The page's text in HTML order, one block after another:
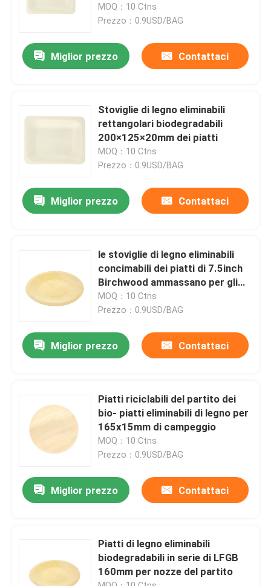
Prodotti
Visita alla fabbrica
Contattaci
Utensili di legno eliminabili
Coltelleria di bambù eliminabile
Coltelleria concimabile
125×95×15mm
MOQ：10 Ctns
Prezzo：0.9USD/BAG
Miglior prezzo Contattaci
Stoviglie di legno eliminabili
rettangolari biodegradabili
200×125×20mm dei piatti
MOQ：10 Ctns
Prezzo：0.9USD/BAG
Miglior prezzo Contattaci
le stoviglie di legno eliminabili
concimabili dei piatti di 7.5inch
Birchwood ammassano per gli
spuntini
MOQ：10 Ctns
Prezzo：0.9USD/BAG
Miglior prezzo Contattaci
Piatti riciclabili del partito dei
bio- piatti eliminabili di legno per
165x15mm di campeggio
MOQ：10 Ctns
Prezzo：0.9USD/BAG
Miglior prezzo Contattaci
Piatti di legno eliminabili
biodegradabili in serie di LFGB
160mm per nozze del partito